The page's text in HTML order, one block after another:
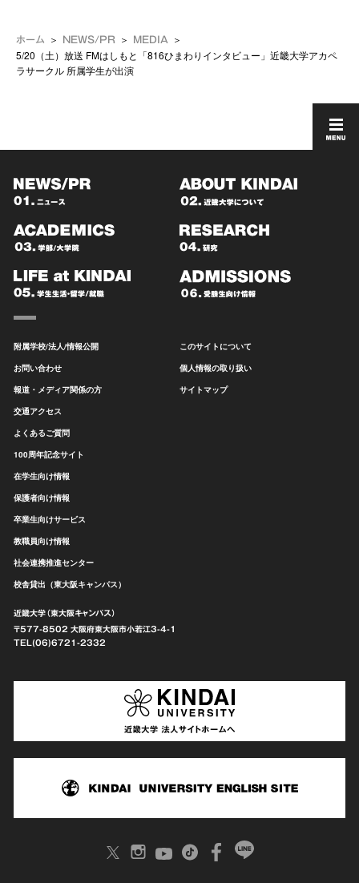
ホーム NEWS/PR MEDIA
5/20（土）放送 FMはしもと「816ひまわりインタビュー」近畿大学アカペ
ラサークル 所属学生が出演
附属学校/法人/情報公開
お問い合わせ
報道・メディア関係の方
交通アクセス
よくあるご質問
100周年記念サイト
在学生向け情報
保護者向け情報
卒業生向けサービス
教職員向け情報
社会連携推進センター
校舎貸出（東大阪キャンパス）
このサイトについて
個人情報の取り扱い
サイトマップ
近畿大学（東大阪キャンパス）
〒577-8502 大阪府東大阪市小若江3-4-1
TEL(06)6721-2332